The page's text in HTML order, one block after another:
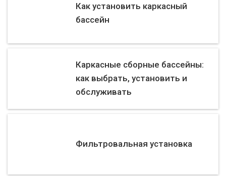
Как установить каркасный
бассейн
Каркасные сборные бассейны:
как выбрать, установить и
обслуживать
Фильтровальная установка